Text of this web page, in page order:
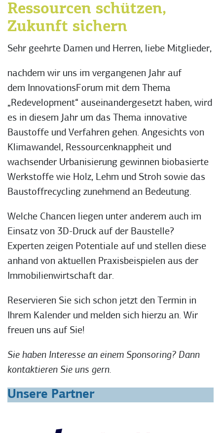
Ressourcen schützen,
Zukunft sichern
Sehr geehrte Damen und Herren, liebe Mitglieder,
nachdem wir uns im vergangenen Jahr auf
dem InnovationsForum mit dem Thema
„Redevelopment“ auseinandergesetzt haben, wird
es in diesem Jahr um das Thema innovative
Baustoffe und Verfahren gehen. Angesichts von
Klimawandel, Ressourcenknappheit und
wachsender Urbanisierung gewinnen biobasierte
Werkstoffe wie Holz, Lehm und Stroh sowie das
Baustoffrecycling zunehmend an Bedeutung.
Welche Chancen liegen unter anderem auch im
Einsatz von 3D-Druck auf der Baustelle?
Experten zeigen Potentiale auf und stellen diese
anhand von aktuellen Praxisbeispielen aus der
Immobilienwirtschaft dar.
Reservieren Sie sich schon jetzt den Termin in
Ihrem Kalender und melden sich hierzu an. Wir
freuen uns auf Sie!
Sie haben Interesse an einem Sponsoring? Dann
kontaktieren Sie uns gern.
Unsere Partner